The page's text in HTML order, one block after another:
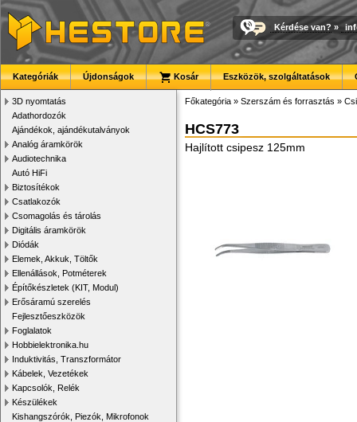
Kérdése van? »
Kategóriák Újdonságok Kosár Eszközök, szolgáltatások
3D nyomtatás
Adathordozók
Ajándékok, ajándékutalványok
Analóg áramkörök
Audiotechnika
Autó HiFi
Biztosítékok
Csatlakozók
Csomagolás és tárolás
Digitális áramkörök
Diódák
Elemek, Akkuk, Töltők
Ellenállások, Potméterek
Építőkészletek (KIT, Modul)
Erősáramú szerelés
Fejlesztőeszközök
Foglalatok
Hobbielektronika.hu
Induktivitás, Transzformátor
Kábelek, Vezetékek
Kapcsolók, Relék
Készülékek
Kishangszórók, Piezók, Mikrofonok
Főkategória » Szerszám és forrasztás »
HCS773
Hajlított csipesz 125mm